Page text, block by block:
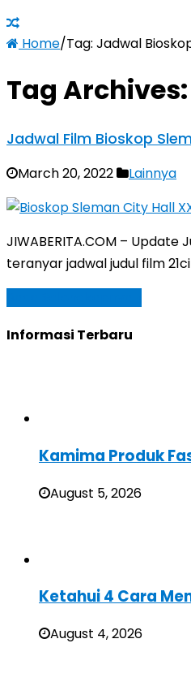
Home/Tag: Jadwal
Tag Archives:
Jadwal Film Bioskop
March 20, 2022 Lainnya
JIWABERITA.COM – Update
teranyar jadwal judul film
Informasi Terbaru
Kamima Produk
August 5, 2026
Ketahui 4 Cara
August 4, 2026